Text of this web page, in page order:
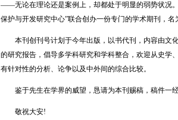
——无论在理论还是案例上，却都处于明显的弱势状况
保护与开发研究中心”联合创办一份专门的学术期刊，名
本刊创刊号计划于今年出版，以书代刊，内容由文化
的研究报告，倡导多学科研究和学科整合，欢迎从史学
有针对性的分析、论争以及中外间的综合比较。
鉴于先生在学界的威望，恳请为本刊赐稿，稿件一经
敬祝大安!